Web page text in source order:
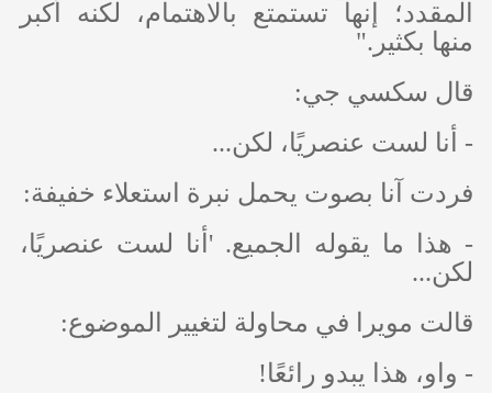
المقدد؛ إنها تستمتع بالاهتمام، لكنه أكبر
منها بكثير."
قال سكسي جي:
- أنا لست عنصريًا، لكن...
فردت آنا بصوت يحمل نبرة استعلاء خفيفة:
- هذا ما يقوله الجميع. 'أنا لست عنصريًا،
لكن...
قالت مويرا في محاولة لتغيير الموضوع:
- واو، هذا يبدو رائعًا!